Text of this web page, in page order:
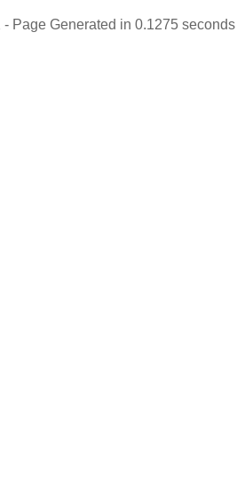
- Page Generated in 0.1275 seconds